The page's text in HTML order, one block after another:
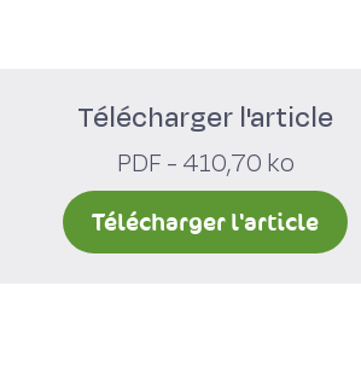
Télécharger l'article
PDF - 410,70 ko
Télécharger l'article